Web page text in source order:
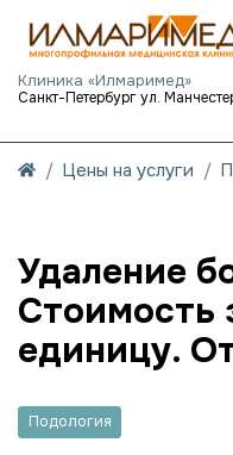
Клиника «Илмаримед»
Цены на услуги
Удаление
Стоимость
единицу.
Подология